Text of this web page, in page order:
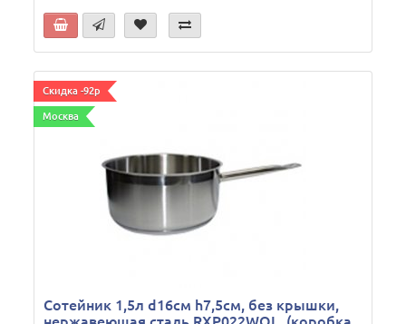
Скидка -92р
Москва
Сотейник 1,5л d16см h7,5см, без крышки,